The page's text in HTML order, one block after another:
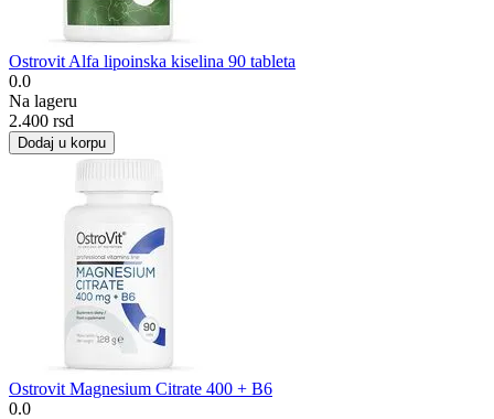
Ostrovit Alfa lipoinska kiselina 90 tableta
0.0
Na lageru
2.400 rsd
Dodaj u korpu
Ostrovit Magnesium Citrate 400 + B6
0.0